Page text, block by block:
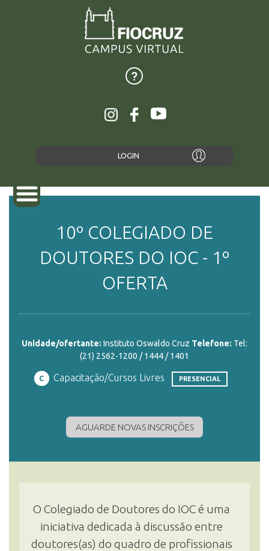
LOGIN
SOBRE
CURSOS
DOCUMENTOS
DOCENTES
10º COLEGIADO DE
DOUTORES DO IOC - 1º
OFERTA
Unidade/ofertante: Instituto Oswaldo Cruz Telefone: Tel:
(21) 2562-1200 / 1444 / 1401
C Capacitação/Cursos Livres PRESENCIAL
AGUARDE NOVAS INSCRIÇÕES
O Colegiado de Doutores do IOC é uma
iniciativa dedicada à discussão entre
doutores(as) do quadro de profissionais